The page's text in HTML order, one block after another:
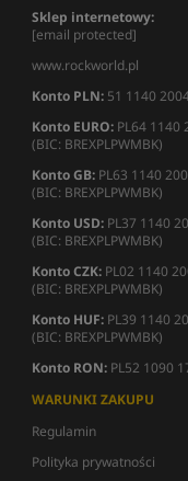
Sklep internetowy:
[email protected]
www.rockworld.pl
Konto PLN: 51 1140
Konto EURO: PL64 1140
(BIC: BREXPLPWMBK)
Konto GB: PL63 1140
(BIC: BREXPLPWMBK)
Konto USD: PL37 1140
(BIC: BREXPLPWMBK)
Konto CZK: PL02 1140
(BIC: BREXPLPWMBK)
Konto HUF: PL39 1140
(BIC: BREXPLPWMBK)
Konto RON: PL52 1090
WARUNKI ZAKUPU
Regulamin
Polityka prywatności